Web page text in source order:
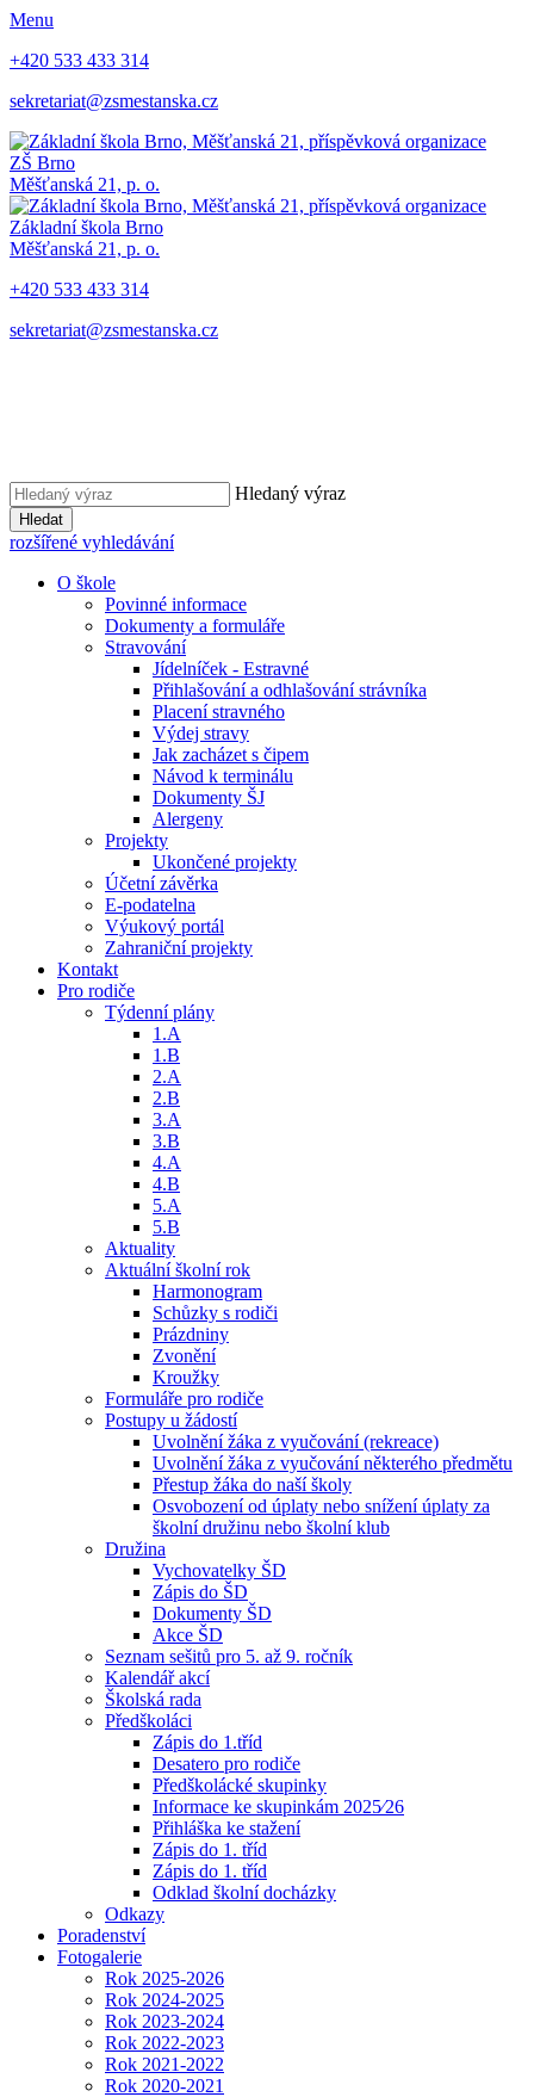
Menu
+420 533 433 314
sekretariat@zsmestanska.cz
ZŠ Brno
Měšťanská 21, p. o.
Základní škola Brno
Měšťanská 21, p. o.
+420 533 433 314
sekretariat@zsmestanska.cz
Hledaný výraz
Hledat
rozšířené vyhledávání
O škole
Povinné informace
Dokumenty a formuláře
Stravování
Jídelníček - Estravné
Přihlašování a odhlašování strávníka
Placení stravného
Výdej stravy
Jak zacházet s čipem
Návod k terminálu
Dokumenty ŠJ
Alergeny
Projekty
Ukončené projekty
Účetní závěrka
E-podatelna
Výukový portál
Zahraniční projekty
Kontakt
Pro rodiče
Týdenní plány
1.A
1.B
2.A
2.B
3.A
3.B
4.A
4.B
5.A
5.B
Aktuality
Aktuální školní rok
Harmonogram
Schůzky s rodiči
Prázdniny
Zvonění
Kroužky
Formuláře pro rodiče
Postupy u žádostí
Uvolnění žáka z vyučování (rekreace)
Uvolnění žáka z vyučování některého předmětu
Přestup žáka do naší školy
Osvobození od úplaty nebo snížení úplaty za
školní družinu nebo školní klub
Družina
Vychovatelky ŠD
Zápis do ŠD
Dokumenty ŠD
Akce ŠD
Seznam sešitů pro 5. až 9. ročník
Kalendář akcí
Školská rada
Předškoláci
Zápis do 1.tříd
Desatero pro rodiče
Předškolácké skupinky
Informace ke skupinkám 2025⁄26
Přihláška ke stažení
Zápis do 1. tříd
Zápis do 1. tříd
Odklad školní docházky
Odkazy
Poradenství
Fotogalerie
Rok 2025-2026
Rok 2024-2025
Rok 2023-2024
Rok 2022-2023
Rok 2021-2022
Rok 2020-2021